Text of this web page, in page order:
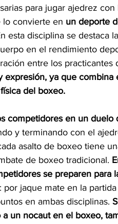
para jugar ajedrez
lo convierte en un deporte
esta disciplina se destaca
en el rendimiento
entre los practicantes
expresión, ya que
del boxeo.
competidores en un duelo
y terminando con el
asalto de boxeo tiene
de boxeo tradicional.
se preparen para
por jaque mate en la
en ambas disciplinas.
un nocaut en el boxeo,